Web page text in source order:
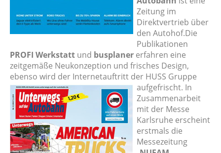
Zeitung im
Direktvertrieb über
den Autohof.Die
Publikationen
PROFI Werkstatt und busplaner erfahren eine
zeitgemäße Neukonzeption und frisches Design,
ebenso wird der Internetauftritt der HUSS Gruppe
aufgefrischt. In
Zusammenarbeit
mit der Messe
Karlsruhe erscheint
erstmals die
Messezeitung